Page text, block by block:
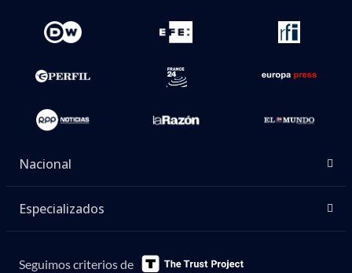
Nacional
Especializados
Seguimos criterios de